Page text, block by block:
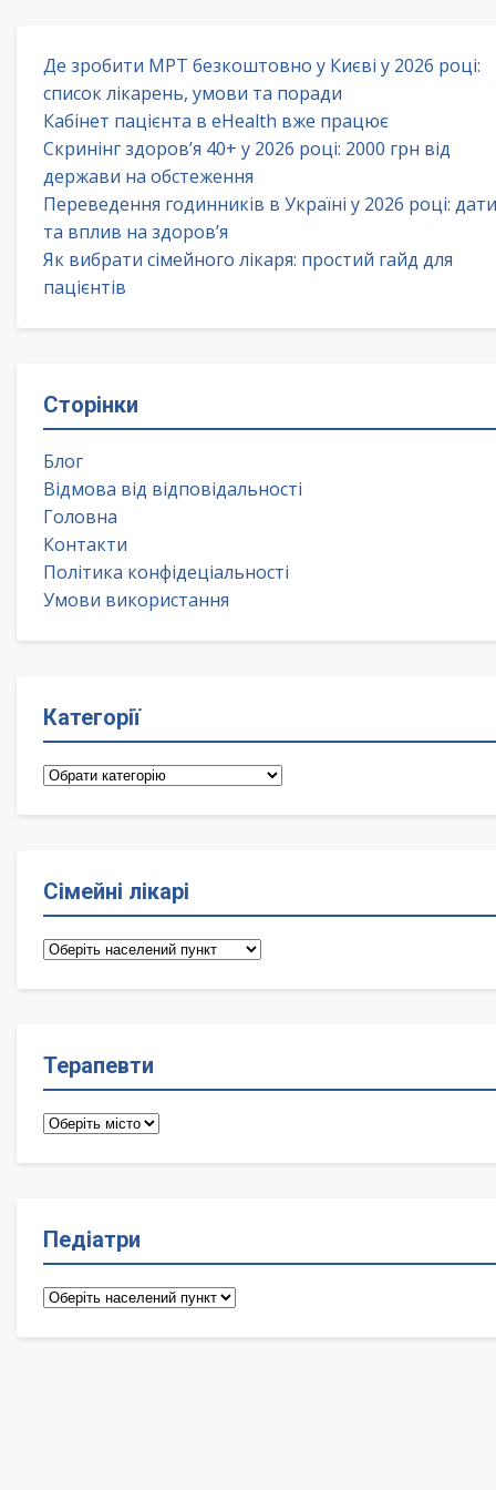
Де зробити МРТ безкоштовно у Києві у 2026 році:
список лікарень, умови та поради
Кабінет пацієнта в eHealth вже працює
Скринінг здоров’я 40+ у 2026 році: 2000 грн від
держави на обстеження
Переведення годинників в Україні у 2026 році: дати
та вплив на здоров’я
Як вибрати сімейного лікаря: простий гайд для
пацієнтів
Сторінки
Блог
Відмова від відповідальності
Головна
Контакти
Політика конфідеціальності
Умови використання
Категорії
Категорії
Сімейні лікарі
Сімейні
Терапевти
Терапевти
Педіатри
Педіатри